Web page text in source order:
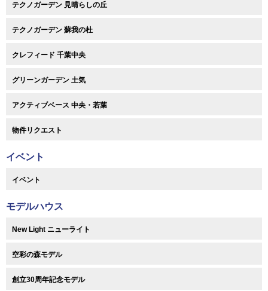
テクノガーデン 見晴らしの丘
テクノガーデン 蘇我の杜
クレフィード 千葉中央
グリーンガーデン 土気
アクティブベース 中央・若葉
物件リクエスト
イベント
イベント
モデルハウス
New Light ニューライト
空彩の森モデル
創立30周年記念モデル